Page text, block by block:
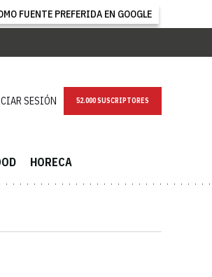
FUENTE PREFERIDA EN GOOGLE
SESIÓN NEWSLETTER
HORECA